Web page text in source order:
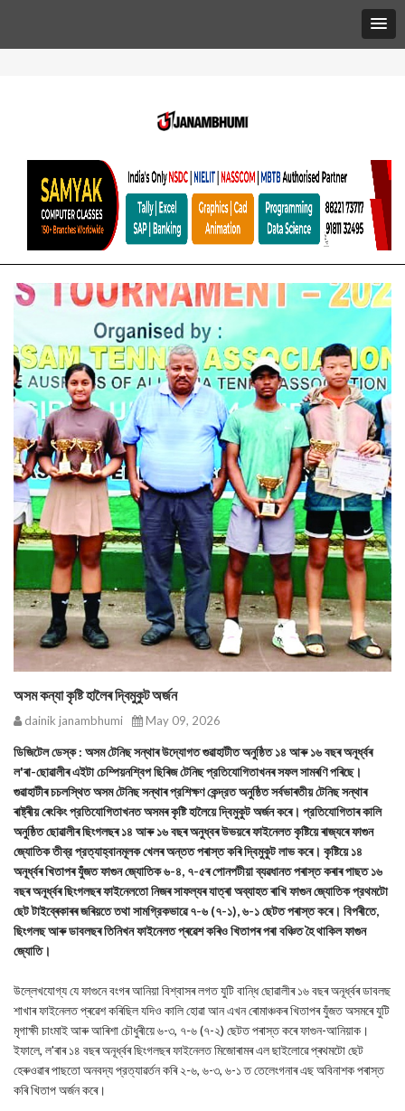
অসম কন্যা কৃষ্টি হালৈৰ দ্বিমুকুট অৰ্জন
dainik janambhumi May 09, 2026
ডিজিটেল ডেস্ক : অসম টেনিছ সন্থাৰ উদ্যোগত গুৱাহাটীত অনুষ্ঠিত ১৪ আৰু ১৬ বছৰ অনূর্ধ্বৰ
ল'ৰা-ছোৱালীৰ এইটা চেম্পিয়নশ্বিপ ছিৰিজ টেনিছ প্রতিযোগিতাখনৰ সফল সামৰণি পৰিছে।
গুৱাহাটীৰ চচলস্থিত অসম টেনিছ সন্থাৰ প্রশিক্ষণ কেন্দ্রত অনুষ্ঠিত সৰ্বভাৰতীয় টেনিছ সন্থাৰ
ৰাষ্ট্ৰীয় ৰেংকিং প্রতিযোগিতাখনত অসমৰ কৃষ্টি হালৈয়ে দ্বিমুকুট অর্জন কৰে। প্রতিযোগিতাৰ কালি
অনুষ্ঠিত ছোৱালীৰ ছিংগলছৰ ১৪ আৰু ১৬ বছৰ অনুধ্বৰ উভয়ৰে ফাইনেলত কৃষ্টিয়ে ৰাজ্যৰে ফাগুন
জ্যোতিক তীব্র প্রত্যাহ্বানমূলক খেলৰ অন্তত পৰাস্ত কৰি দ্বিমুকুট লাভ কৰে। কৃষ্টিয়ে ১৪
অনূর্ধ্বৰ খিতাপৰ যুঁজত ফাগুন জ্যোতিক ৬-৪, ৭-৫ৰ পোনপটীয়া ব্যৱধানত পৰাস্ত কৰাৰ পাছত ১৬
বছৰ অনূর্ধ্বৰ ছিংগলছৰ ফাইনেলতো নিজৰ সাফল্যৰ যাত্ৰা অব্যাহত ৰাখি ফাগুন জ্যোতিক প্রথমটো
ছেট টাইব্ৰেকাৰৰ জৰিয়তে তথা সামগ্রিকভাৱে ৭-৬ (৭-১), ৬-১ ছেটত পৰাস্ত কৰে। বিপৰীতে,
ছিংগলছ আৰু ডাবলছৰ তিনিখন ফাইনেলত প্ৰৱেশ কৰিও খিতাপৰ পৰা বঞ্চিত হৈ থাকিল ফাগুন
জ্যোতি।
উল্লেখযোগ্য যে ফাগুনে বংগৰ আনিয়া বিশ্বাসৰ লগত যুটি বান্ধি ছোৱালীৰ ১৬ বছৰ অনূর্ধ্বৰ ডাবলছ
শাখাৰ ফাইনেলত প্ৰৱেশ কৰিছিল যদিও কালি হোৱা আন এখন ৰোমাঞ্চকৰ খিতাপৰ যুঁজত অসমৰে যুটি
মৃগাক্ষী চাংমাই আৰু আৰিশা চৌধুৰীয়ে ৬-৩, ৭-৬ (৭-২) ছেটত পৰাস্ত কৰে ফাগুন-আনিয়াক।
ইফালে, ল'ৰাৰ ১৪ বছৰ অনূর্ধ্বৰ ছিংগলছৰ ফাইনেলত মিজোৰামৰ এল ছাইলোৱে প্ৰথমটো ছেট
হেৰুওৱাৰ পাছতো অনবদ্য প্রত্যাৱৰ্তন কৰি ২-৬, ৬-৩, ৬-১ ত তেলেংগনাৰ এছ অবিনাশক পৰাস্ত
কৰি খিতাপ অর্জন কৰে।